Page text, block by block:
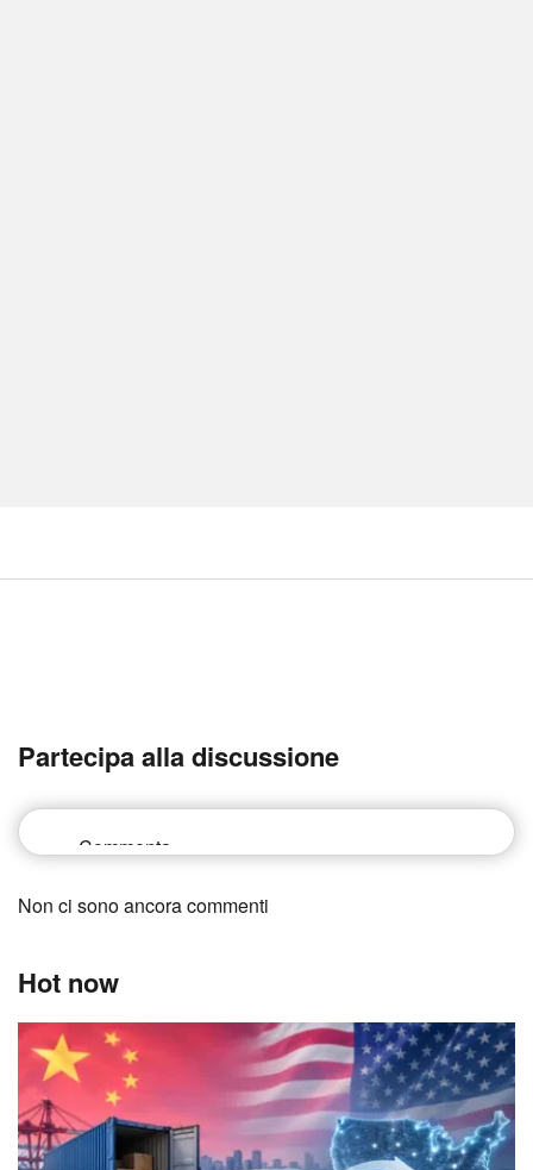
Partecipa alla discussione
Non ci sono ancora commenti
Hot now